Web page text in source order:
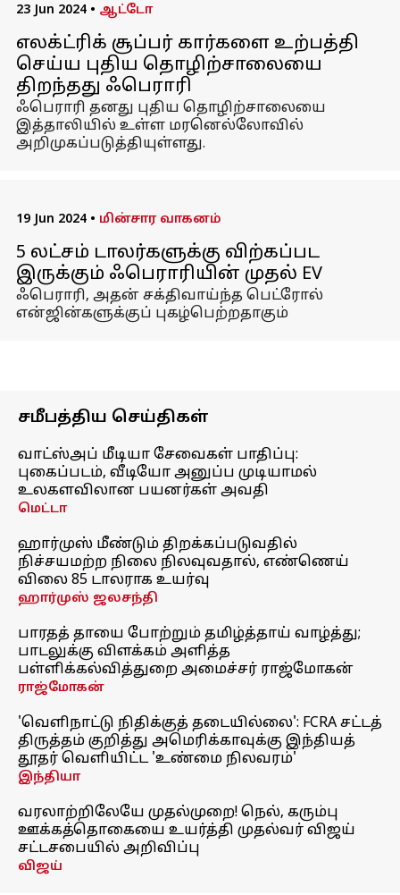
23 Jun 2024 • ஆட்டோ
எலக்ட்ரிக் சூப்பர் கார்களை உற்பத்தி
செய்ய புதிய தொழிற்சாலையை
திறந்தது ஃபெராரி
ஃபெராரி தனது புதிய தொழிற்சாலையை
இத்தாலியில் உள்ள மரனெல்லோவில்
அறிமுகப்படுத்தியுள்ளது.
19 Jun 2024 • மின்சார வாகனம்
5 லட்சம் டாலர்களுக்கு விற்கப்பட
இருக்கும் ஃபெராரியின் முதல் EV
ஃபெராரி, அதன் சக்திவாய்ந்த பெட்ரோல்
என்ஜின்களுக்குப் புகழ்பெற்றதாகும்
சமீபத்திய செய்திகள்
வாட்ஸ்அப் மீடியா சேவைகள் பாதிப்பு:
புகைப்படம், வீடியோ அனுப்ப முடியாமல்
உலகளவிலான பயனர்கள் அவதி
மெட்டா
ஹார்முஸ் மீண்டும் திறக்கப்படுவதில்
நிச்சயமற்ற நிலை நிலவுவதால், எண்ணெய்
விலை 85 டாலராக உயர்வு
ஹார்முஸ் ஜலசந்தி
பாரதத் தாயை போற்றும் தமிழ்த்தாய் வாழ்த்து;
பாடலுக்கு விளக்கம் அளித்த
பள்ளிக்கல்வித்துறை அமைச்சர் ராஜ்மோகன்
ராஜ்மோகன்
'வெளிநாட்டு நிதிக்குத் தடையில்லை': FCRA சட்டத்
திருத்தம் குறித்து அமெரிக்காவுக்கு இந்தியத்
தூதர் வெளியிட்ட 'உண்மை நிலவரம்'
இந்தியா
வரலாற்றிலேயே முதல்முறை! நெல், கரும்பு
ஊக்கத்தொகையை உயர்த்தி முதல்வர் விஜய்
சட்டசபையில் அறிவிப்பு
விஜய்